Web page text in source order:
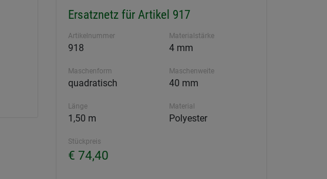
Ersatznetz für Artikel 917
Artikelnummer
918
Materialstärke
4 mm
Maschenform
quadratisch
Maschenweite
40 mm
Länge
1,50 m
Material
Polyester
Stückpreis
€ 74,40